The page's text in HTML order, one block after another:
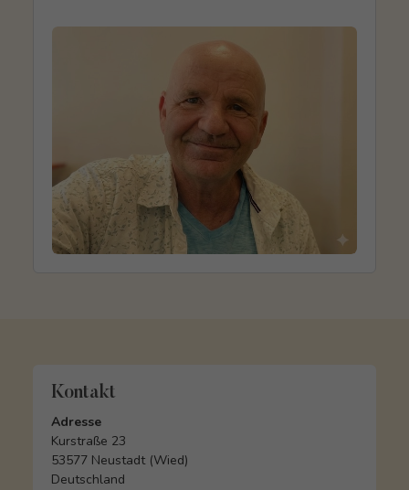
Kontakt
Adresse
Kurstraße 23
53577 Neustadt (Wied)
Deutschland